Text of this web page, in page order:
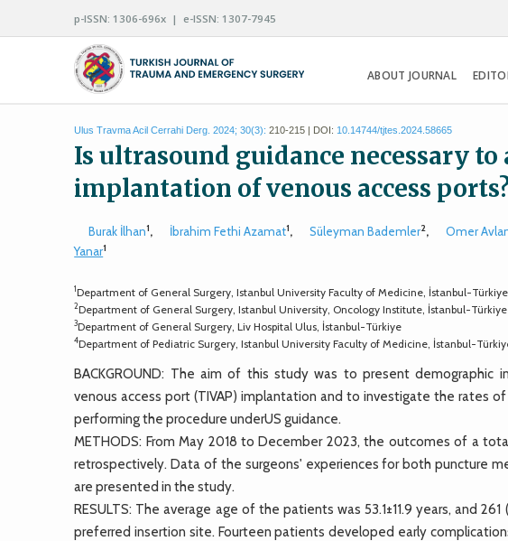
p-ISSN: 1306-696x | e-ISSN: 1307-7945
ABOUT JOURNAL
Ulus Travma Acil Cerrahi Derg. 2024; 30(3): 210-215 | DOI: 10.14744/tjtes.2024.58665
Is ultrasound guidance necessary
implantation of venous access
Burak İlhan1, İbrahim Fethi Azamat1, Süleyman Bademler2, Omer
Yanar1
1Department of General Surgery, Istanbul University Faculty of Medicine, İstanbul-Türkiye
2Department of General Surgery, Istanbul University, Oncology Institute, İstanbul-Türkiye
3Department of General Surgery, Liv Hospital Ulus, İstanbul-Türkiye
4Department of Pediatric Surgery, Istanbul University Faculty of Medicine, İstanbul-
BACKGROUND: The aim of this study was to present
venous access port (TIVAP) implantation and to investigate the rates
performing the procedure underUS guidance.
METHODS: From May 2018 to December 2023, the outcomes of a
retrospectively. Data of the surgeons' experiences for both puncture
are presented in the study.
RESULTS: The average age of the patients was 53.1±11.9 years, and
preferred insertion site. Fourteen patients developed early